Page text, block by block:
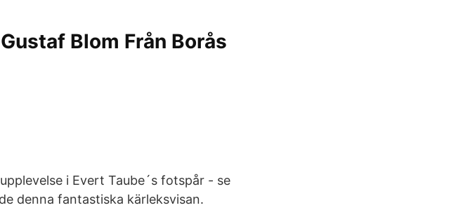
Blom Från Borås
i Evert Taube´s fotspår - se
denna fantastiska kärleksvisan.